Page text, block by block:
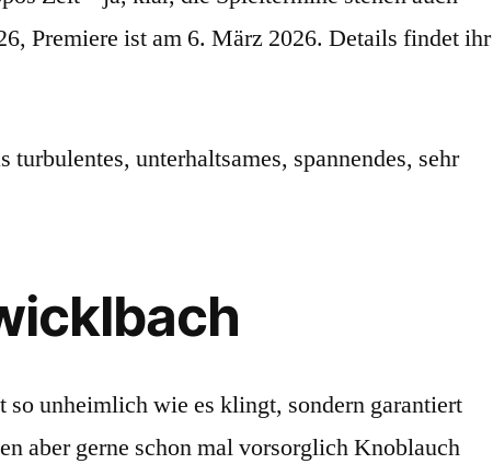
Premiere ist am 6. März 2026. Details findet ihr
unterhaltsames, spannendes, sehr
unheimlich wie es klingt, sondern garantiert
aber gerne schon mal vorsorglich Knoblauch